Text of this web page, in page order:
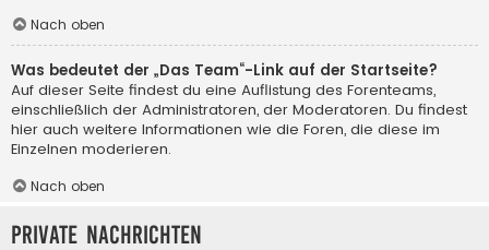
Nach oben
Was bedeutet der „Das Team“-Link auf der Startseite?
Auf dieser Seite findest du eine Auflistung des Forenteams,
einschließlich der Administratoren, der Moderatoren. Du findest
hier auch weitere Informationen wie die Foren, die diese im
Einzelnen moderieren.
Nach oben
Private Nachrichten